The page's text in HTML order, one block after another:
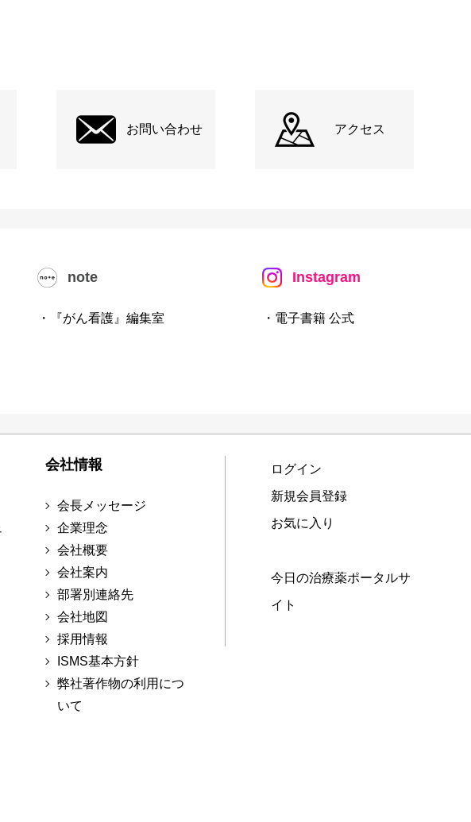
お問い合わせ アクセス
note
・『がん看護』編集室
Instagram
・電子書籍 公式
会社情報
会長メッセージ
企業理念
会社概要
会社案内
部署別連絡先
会社地図
採用情報
ISMS基本方針
弊社著作物の利用につ
いて
ログイン
新規会員登録
お気に入り
今日の治療薬ポータルサ
イト